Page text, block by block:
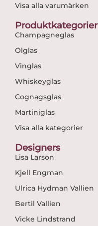
Visa alla varumärken
Produktkategorier
Champagneglas
Ölglas
Vinglas
Whiskeyglas
Cognagsglas
Martiniglas
Visa alla kategorier
Designers
Lisa Larson
Kjell Engman
Ulrica Hydman Vallien
Bertil Vallien
Vicke Lindstrand